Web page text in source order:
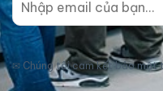
✉ Chúng tôi cam kết bảo mật